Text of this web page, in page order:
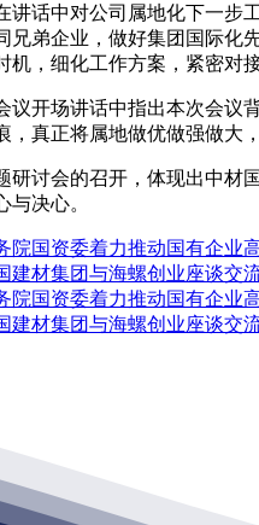
中对公司属地化下一步工
兄弟企业，做好集团国际化
机，细化工作方案，紧密对
场讲话中指出本次会议背
，真正将属地做优做强做大
会的召开，体现出中材国
与决心。
院国资委着力推动国有企业
建材集团与海螺创业座谈交
院国资委着力推动国有企业
建材集团与海螺创业座谈交